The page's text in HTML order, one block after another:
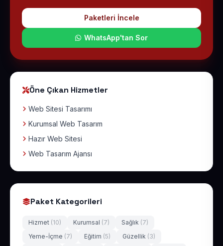
Paketleri İncele
WhatsApp'tan Sor
Öne Çıkan Hizmetler
Web Sitesi Tasarımı
Kurumsal Web Tasarım
Hazır Web Sitesi
Web Tasarım Ajansı
Paket Kategorileri
Hizmet (10) Kurumsal (7) Sağlık (7)
Yeme-İçme (7) Eğitim (5) Güzellik (3)